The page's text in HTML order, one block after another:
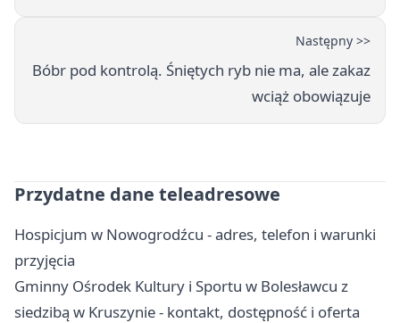
Następny >>
Bóbr pod kontrolą. Śniętych ryb nie ma, ale zakaz
wciąż obowiązuje
Przydatne dane teleadresowe
Hospicjum w Nowogrodźcu - adres, telefon i warunki
przyjęcia
Gminny Ośrodek Kultury i Sportu w Bolesławcu z
siedzibą w Kruszynie - kontakt, dostępność i oferta